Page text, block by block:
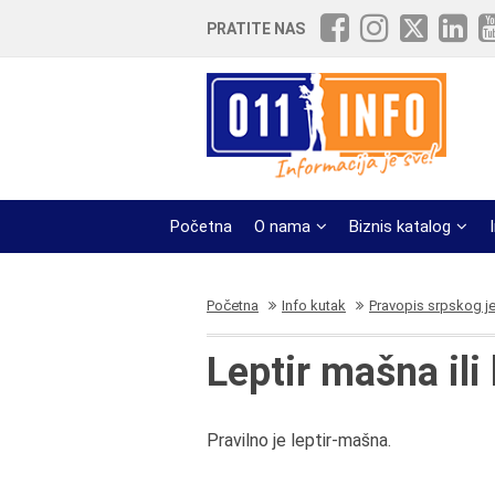
PRATITE NAS
Početna O nama Biznis katalog
Početna Info kutak Pravopis srpskog
Leptir mašna
Pravilno je leptir-mašna.